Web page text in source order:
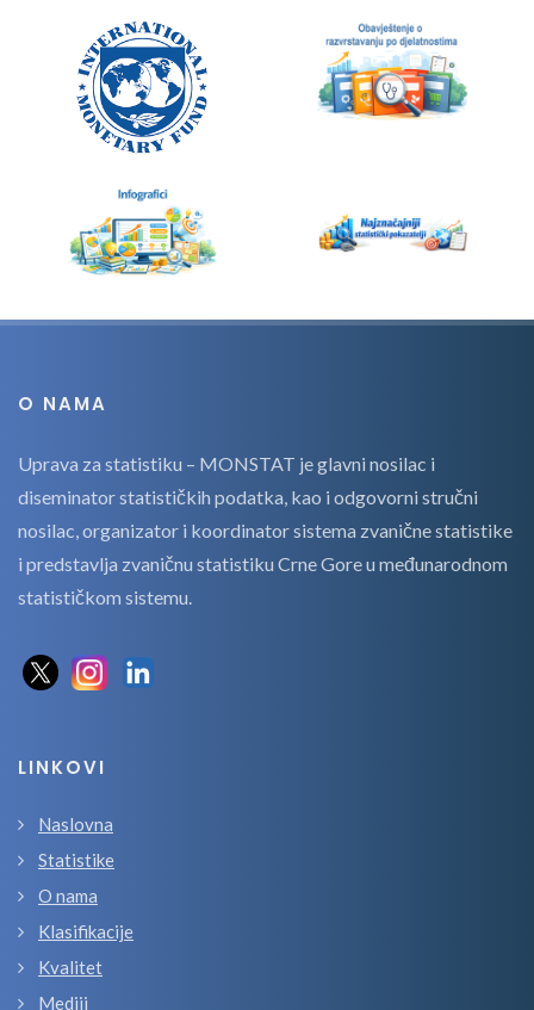
O NAMA
Uprava za statistiku – MONSTAT je glavni nosilac i
diseminator statističkih podatka, kao i odgovorni stručni
nosilac, organizator i koordinator sistema zvanične statistike
i predstavlja zvaničnu statistiku Crne Gore u međunarodnom
statističkom sistemu.
LINKOVI
Naslovna
Statistike
O nama
Klasifikacije
Kvalitet
Mediji